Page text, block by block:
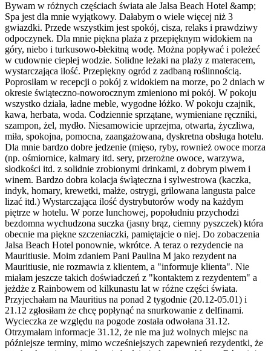
Bywam w różnych częściach świata ale Jalsa Beach Hotel &amp;
Spa jest dla mnie wyjątkowy. Dałabym o wiele więcej niż 3
gwiazdki. Przede wszystkim jest spokój, cisza, relaks i prawdziwy
odpoczynek. Dla mnie piękna plaża z przepięknym widokiem na
góry, niebo i turkusowo-błekitną wodę. Można popływać i poleżeć
w cudownie ciepłej wodzie. Solidne leżaki na plaży z materacem,
wystarczająca ilość. Przepiękny ogród z zadbaną roślinnością.
Poprosiłam w recepcji o pokój z widokiem na morze, po 2 dniach w
okresie świąteczno-noworocznym zmieniono mi pokój. W pokoju
wszystko działa, ładne meble, wygodne łóżko. W pokoju czajnik,
kawa, herbata, woda. Codziennie sprzątane, wymieniane ręczniki,
szampon, żel, mydło. Niesamowicie uprzejma, otwarta, życzliwa,
miła, spokojna, pomocna, zaangażowana, dyskretna obsługa hotelu.
Dla mnie bardzo dobre jedzenie (mięso, ryby, rownież owoce morza
(np. ośmiornice, kalmary itd. sery, przerożne owoce, warzywa,
słodkości itd. z solidnie zrobionymi drinkami, z dobrym piwem i
winem. Bardzo dobra kolacja śwìąteczna i sylwestrowa (kaczka,
indyk, homary, krewetki, małże, ostrygi, grilowana langusta palce
lizać itd.) Wystarczająca ilość dystrybutorów wody na każdym
piętrze w hotelu. W porze lunchowej, popołudniu przychodzi
bezdomna wychudzona suczka (jasny brąz, ciemny pyszczek) która
obecnie ma piękne szczeniaczki, pamiętajcie o niej. Do zobaczenia
Jalsa Beach Hotel ponownie, wkrótce. A teraz o rezydencie na
Mauritiusie. Moim zdaniem Pani Paulina M jako rezydent na
Mauritiusie, nie rozmawia z klientem, a "informuje klienta". Nie
miałam jeszcze takich doświadczeń z "kontaktem z rezydentem" a
jeżdże z Rainbowem od kilkunastu lat w różne części świata.
Przyjechałam na Mauritius na ponad 2 tygodnie (20.12-05.01) i
21.12 zgłosiłam że chcę popłynąć na snurkowanie z delfinami.
Wycieczka ze względu na pogode została odwołana 31.12.
Otrzymałam informacje 31.12, że nie ma już wolnych miejsc na
późniejsze terminy, mimo wcześniejszych zapewnień rezydentki, że